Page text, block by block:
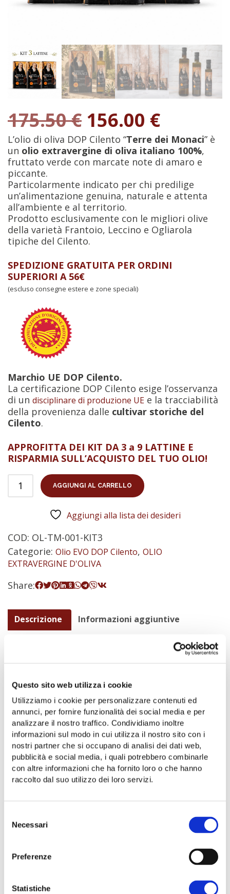
Questo sito web utilizza i cookie
Utilizziamo i cookie per personalizzare contenuti ed
annunci, per fornire funzionalità dei social media e per
analizzare il nostro traffico. Condividiamo inoltre
informazioni sul modo in cui utilizza il nostro sito con i
nostri partner che si occupano di analisi dei dati web,
pubblicità e social media, i quali potrebbero combinarle
con altre informazioni che ha fornito loro o che hanno
raccolto dal suo utilizzo dei loro servizi.
delNecessari
Preferenze
Statistiche
175.50€ Il
prezzo
originale
era:
175.50 €.
156.00 €Il prezzo
attuale
è:
156.00
L’olio di oliva DOP Cilento “Terre dei Monaci” è
un olio extravergine di oliva italiano 100%,
fruttato verde con marcate note di amaro e
piccante.
Particolarmente indicato per chi predilige
un’alimentazione genuina, naturale e attenta
all’ambiente e al territorio.
Prodotto esclusivamente con le migliori olive
della varietà Frantoio, Leccino e Ogliarola
tipiche del Cilento.
SPEDIZIONE GRATUITA PER ORDINI
SUPERIORI A 56€
(escluso consegne estere e zone speciali)
Marchio UE DOP Cilento.
La certificazione DOP Cilento esige l’osservanza
di un disciplinare di produzione UE e la tracciabilità
della provenienza dalle cultivar storiche del
Cilento.
APPROFITTA DEI KIT DA 3 a 9 LATTINE E
RISPARMIA SULL’ACQUISTO DEL TUO OLIO!
AGGIUNGI AL CARRELLO
Aggiungi alla lista dei desideri
COD: OL-TM-001-KIT3
Categorie: Olio EVO DOP Cilento, OLIO
EXTRAVERGINE D'OLIVA
Share:
Descrizione
Informazioni aggiuntive
OLIO DI OLIVA DOP DEL CILENTO “TERRE
DEI MONACI”
OLIO EXTRA VERGINE DI OLIVA DOP CILENTO
SCHEDA PRODOTTO
Tipologia: Olio DOP del Cilento
Cilento, Vallo di Diano e Alburni.
Ulivi della biodiversità locale
: Rotondella,